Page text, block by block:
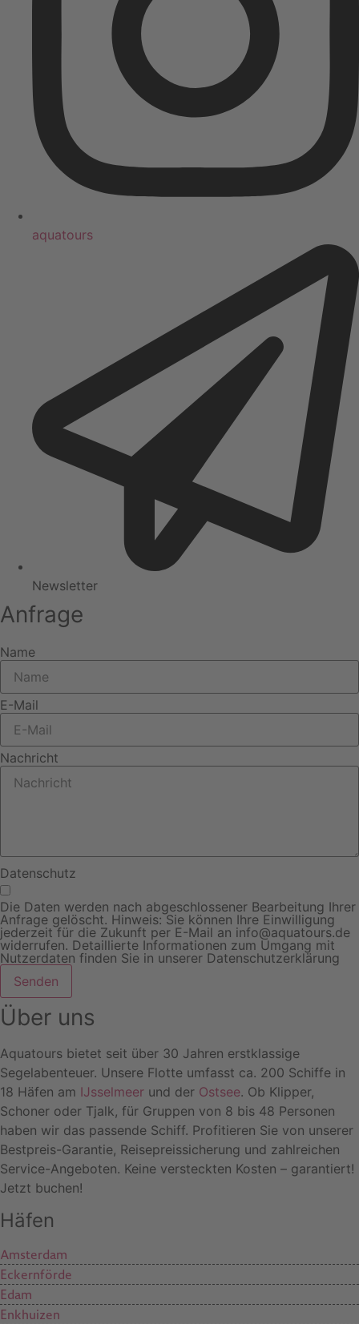
aquatours
Newsletter
Anfrage
Name
E-Mail
Nachricht
Datenschutz
Die Daten werden nach abgeschlossener Bearbeitung Ihrer
Anfrage gelöscht. Hinweis: Sie können Ihre Einwilligung
jederzeit für die Zukunft per E-Mail an info@aquatours.de
widerrufen. Detaillierte Informationen zum Umgang mit
Nutzerdaten finden Sie in unserer Datenschutzerklärung
Senden
Über uns
Aquatours bietet seit über 30 Jahren erstklassige
Segelabenteuer. Unsere Flotte umfasst ca. 200 Schiffe in
18 Häfen am IJsselmeer und der Ostsee. Ob Klipper,
Schoner oder Tjalk, für Gruppen von 8 bis 48 Personen
haben wir das passende Schiff. Profitieren Sie von unserer
Bestpreis-Garantie, Reisepreissicherung und zahlreichen
Service-Angeboten. Keine versteckten Kosten – garantiert!
Jetzt buchen!
Häfen
Amsterdam
Eckernförde
Edam
Enkhuizen